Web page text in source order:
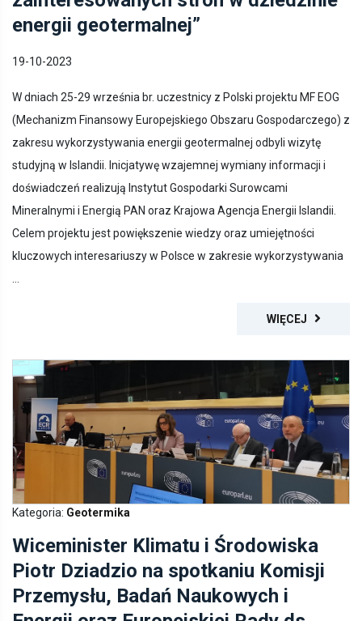
energii geotermalnej”
(Mechanizm Finansowy Europejskiego Obszaru Gospodarczego) z
zakresu wykorzystywania energii geotermalnej odbyli wizytę
studyjną w Islandii. Inicjatywę wzajemnej wymiany informacji i
doświadczeń realizują Instytut Gospodarki Surowcami
Mineralnymi i Energią PAN oraz Krajowa Agencja Energii Islandii.
Celem projektu jest powiększenie wiedzy oraz umiejętności
kluczowych interesariuszy w Polsce w zakresie wykorzystywania
Geotermika
Wiceminister Klimatu i Środowiska
Piotr Dziadzio na spotkaniu Komisji
Przemysłu, Badań Naukowych i
Energii oraz Europejskiej Rady ds.